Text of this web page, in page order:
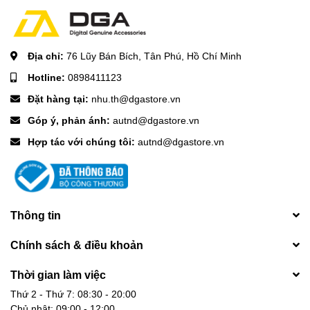
Địa chỉ: 76 Lũy Bán Bích, Tân Phú, Hồ Chí Minh
Hotline: 0898411123
Đặt hàng tại: nhu.th@dgastore.vn
Góp ý, phản ánh: autnd@dgastore.vn
Hợp tác với chúng tôi: autnd@dgastore.vn
Thông tin
Chính sách & điều khoản
Thời gian làm việc
Thứ 2 - Thứ 7: 08:30 - 20:00